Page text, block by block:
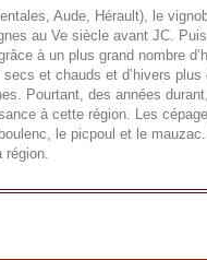
Aude, Hérault), le
au Ve siècle avant JC.
à un plus grand nombre
et chauds et d’hivers
Pourtant, des années
à cette région. Les
le picpoul et le